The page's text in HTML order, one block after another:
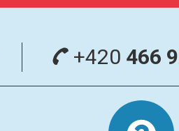
+420 466